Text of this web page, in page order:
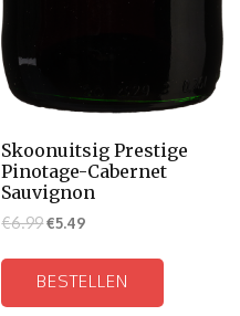
Skoonuitsig Prestige
Pinotage-Cabernet
Sauvignon
€6.99€5.49
BESTELLEN